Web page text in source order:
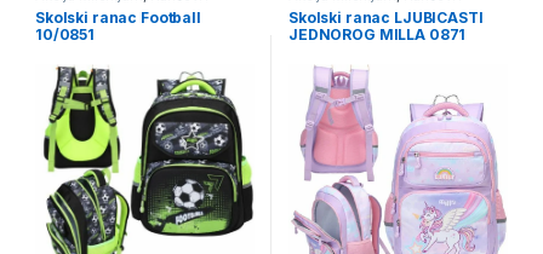
torbice za decu
Skolski ranac Football
10/0851
torbice za decu
Skolski ranac LJUBICASTI
JEDNOROG MILLA 0871